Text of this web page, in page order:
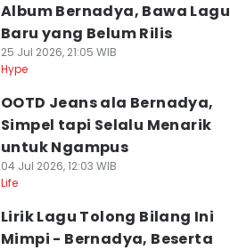
Album Bernadya, Bawa Lagu
Baru yang Belum Rilis
25 Jul 2026, 21:05 WIB
Hype
OOTD Jeans ala Bernadya,
Simpel tapi Selalu Menarik
untuk Ngampus
04 Jul 2026, 12:03 WIB
Life
Lirik Lagu Tolong Bilang Ini
Mimpi - Bernadya, Beserta